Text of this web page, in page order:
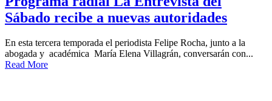
Sábado recibe a nuevas autoridades
En esta tercera temporada el periodista Felipe Rocha, junto a la
abogada y académica María Elena Villagrán, conversarán con...
Read More